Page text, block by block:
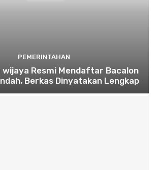
PEMERINTAHAN
wijaya Resmi Mendaftar Bacalon
Berkas Dinyatakan Lengkap